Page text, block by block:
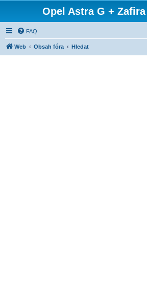
Opel Astra G +
FAQ
Web Obsah fóra Hledat